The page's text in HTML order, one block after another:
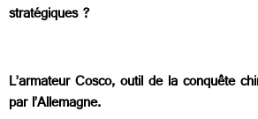
stratégiques ?
L’armateur Cosco, outil de la conquête
par l’Allemagne.